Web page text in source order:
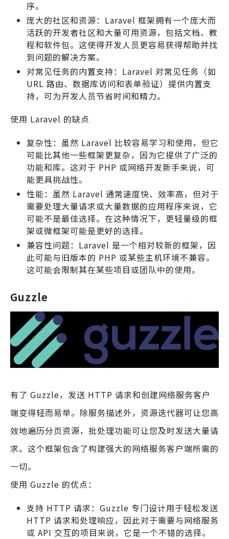
序。
庞大的社区和资源：Laravel 框架拥有一个庞大而
活跃的开发者社区和大量可用资源，包括文档、教
程和软件包。这使得开发人员更容易获得帮助并找
到问题的解决方案。
对常见任务的内置支持：Laravel 对常见任务（如
URL 路由、数据库访问和表单验证）提供内置支
持，可为开发人员节省时间和精力。
使用 Laravel 的缺点
复杂性：虽然 Laravel 比较容易学习和使用，但它
可能比其他一些框架更复杂，因为它提供了广泛的
功能和库。这对于 PHP 或网络开发新手来说，可
能更具挑战性。
性能：虽然 Laravel 通常速度快、效率高，但对于
需要处理大量请求或大量数据的应用程序来说，它
可能不是最佳选择。在这种情况下，更轻量级的框
架或微框架可能是更好的选择。
兼容性问题：Laravel 是一个相对较新的框架，因
此可能与旧版本的 PHP 或某些主机环境不兼容。
这可能会限制其在某些项目或团队中的使用。
Guzzle
有了 Guzzle，发送 HTTP 请求和创建网络服务客户
端变得轻而易举。除服务描述外，资源迭代器可让您高
效地遍历分页资源，批处理功能可让您及时发送大量请
求。这个框架包含了构建强大的网络服务客户端所需的
一切。
使用 Guzzle 的优点：
支持 HTTP 请求：Guzzle 专门设计用于轻松发送
HTTP 请求和处理响应，因此对于需要与网络服务
或 API 交互的项目来说，它是一个不错的选择。